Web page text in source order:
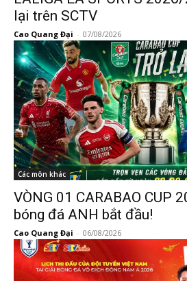
lại trên SCTV
Cao Quang Đại - 07/08/2026
Các môn khác
VÒNG 01 CARABAO CUP
bóng đá ANH bắt đầu!
Cao Quang Đại - 06/08/2026